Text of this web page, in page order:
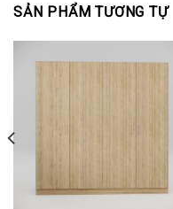
SẢN PHẨM TƯƠNG TỰ